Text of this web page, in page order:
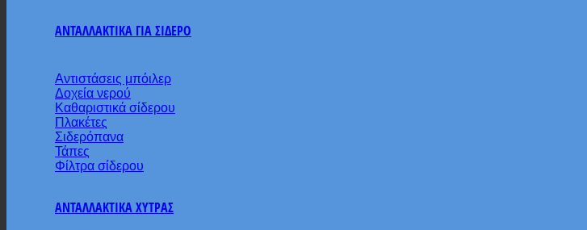
ΑΝΤΑΛΛΑΚΤΙΚΑ ΓΙΑ ΣΙΔΕΡΟ
Αντιστάσεις μπόιλερ
Δοχεία νερού
Καθαριστικά σίδερου
Πλακέτες
Σιδερόπανα
Τάπες
Φίλτρα σίδερου
ΑΝΤΑΛΛΑΚΤΙΚΑ ΧΥΤΡΑΣ